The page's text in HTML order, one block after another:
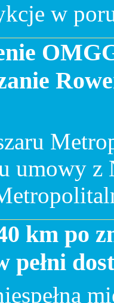
w
umowy z
km po
pełni